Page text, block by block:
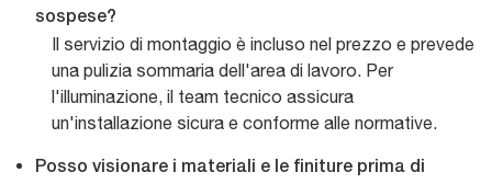
sospese?
Il servizio di montaggio è incluso nel prezzo e prevede
una pulizia sommaria dell'area di lavoro. Per
l'illuminazione, il team tecnico assicura
un'installazione sicura e conforme alle normative.
Posso visionare i materiali e le finiture prima di